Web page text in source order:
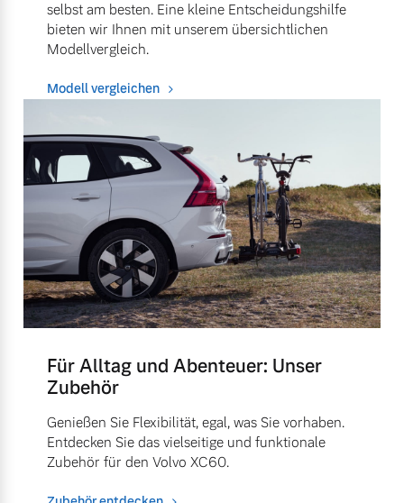
selbst am besten. Eine kleine Entscheidungshilfe
bieten wir Ihnen mit unserem übersichtlichen
Modellvergleich.
Modell vergleichen
Für Alltag und Abenteuer: Unser
Zubehör
Genießen Sie Flexibilität, egal, was Sie vorhaben.
Entdecken Sie das vielseitige und funktionale
Zubehör für den Volvo XC60.